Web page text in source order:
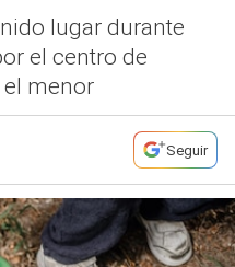
lugar durante
el centro de
el menor
Seguir